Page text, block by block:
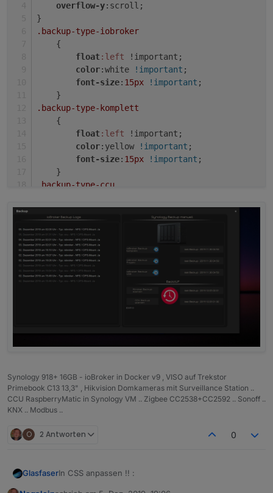
backup found by start?
overflow-y:scroll;
}
.backup-type-iobroker
    {
float:left !important;
color:white !important ;
font-size: 15px !important ;
    }
.backup-type-komplett
    {
float:left !important;
color:yellow !important ;
font-size: 15px !important ;
    }
.backup-type-ccu
float:left !important;
color
!important;
font-size
    }
Synology 918+ 16GB - ioBroker in Docker v9 , VISO auf Trekstor
Primebook C13 13,3" , Hikvision Domkameras mit Surveillance Station ..
CCU RaspberryMatic in Synology VM .. Zigbee CC2538+CC2592 .. Sonoff ..
KNX .. Modbus ..
O 2 Antworten 0
Glasfaser In CSS anpassen !! :